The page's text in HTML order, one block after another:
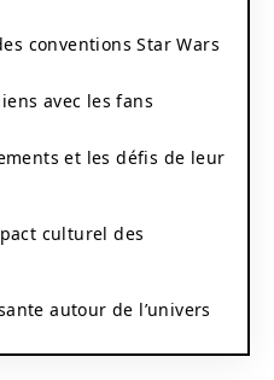
conventions Star Wars
avec les fans
et les défis de leur
culturel des
autour de l’univers